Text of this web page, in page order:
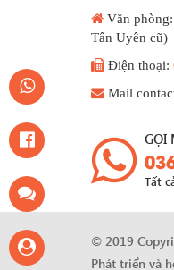
Văn
Tân Uyên cũ)
Điện thoại:
Mail
GỌI
Tất
© 2019
Phát triển và